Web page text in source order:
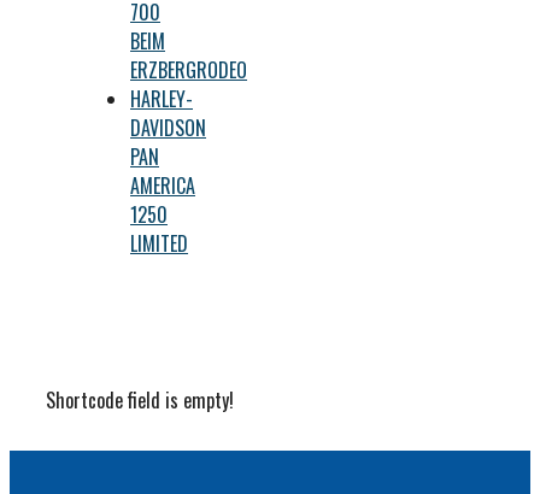
700
BEIM
ERZBERGRODEO
HARLEY-
DAVIDSON
PAN
AMERICA
1250
LIMITED
Shortcode field is empty!